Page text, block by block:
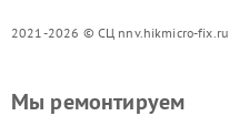
2021-2026 © СЦ nnv.hikmicro-fix.ru
Мы ремонтируем